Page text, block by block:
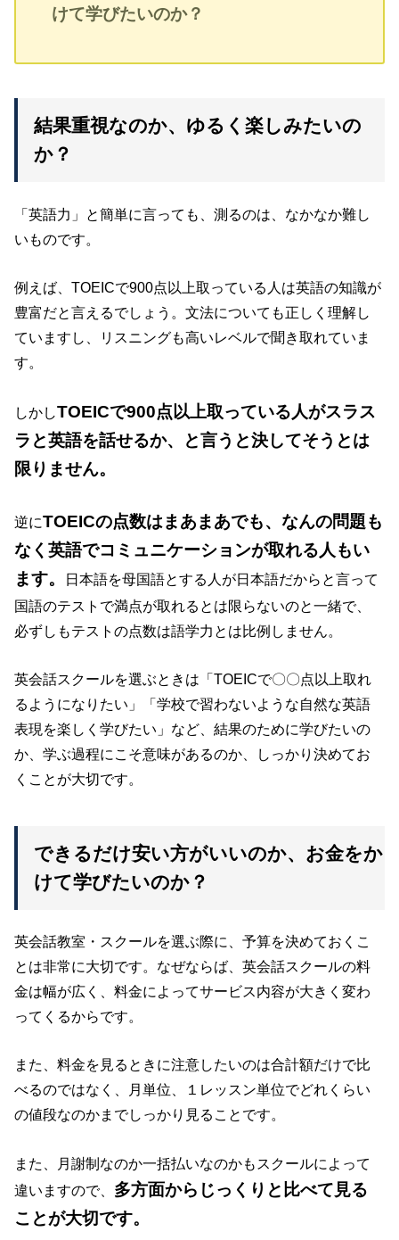
けて学びたいのか？
結果重視なのか、ゆるく楽しみたいの
か？
「英語力」と簡単に言っても、測るのは、なかなか難し
いものです。
例えば、TOEICで900点以上取っている人は英語の知識が
豊富だと言えるでしょう。文法についても正しく理解し
ていますし、リスニングも高いレベルで聞き取れていま
す。
しかしTOEICで900点以上取っている人がスラス
ラと英語を話せるか、と言うと決してそうとは
限りません。
逆にTOEICの点数はまあまあでも、なんの問題も
なく英語でコミュニケーションが取れる人もい
ます。
日本語を母国語とする人が日本語だからと言って
国語のテストで満点が取れるとは限らないのと一緒で、
必ずしもテストの点数は語学力とは比例しません。
英会話スクールを選ぶときは「TOEICで〇〇点以上取れ
るようになりたい」「学校で習わないような自然な英語
表現を楽しく学びたい」など、結果のために学びたいの
か、学ぶ過程にこそ意味があるのか、しっかり決めてお
くことが大切です。
できるだけ安い方がいいのか、お金をか
けて学びたいのか？
英会話教室・スクールを選ぶ際に、予算を決めておくこ
とは非常に大切です。なぜならば、英会話スクールの料
金は幅が広く、料金によってサービス内容が大きく変わ
ってくるからです。
また、料金を見るときに注意したいのは合計額だけで比
べるのではなく、月単位、１レッスン単位でどれくらい
の値段なのかまでしっかり見ることです。
また、月謝制なのか一括払いなのかもスクールによって
違いますので、 多方面からじっくりと比べて見る
ことが大切です。